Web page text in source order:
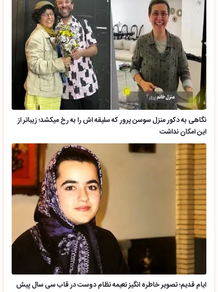
نگاهی به دکور منزل سوسن پرور که سلیقه اش را به رخ میکشد؛ زیباتر از
این امکان نداشت
ایام قدیم؛ تصویر خاطره انگیز نعیمه نظام دوست در قاب سی سال پیش